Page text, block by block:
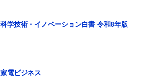
科学技術・イノベーション白書 令和8年版
家電ビジネス